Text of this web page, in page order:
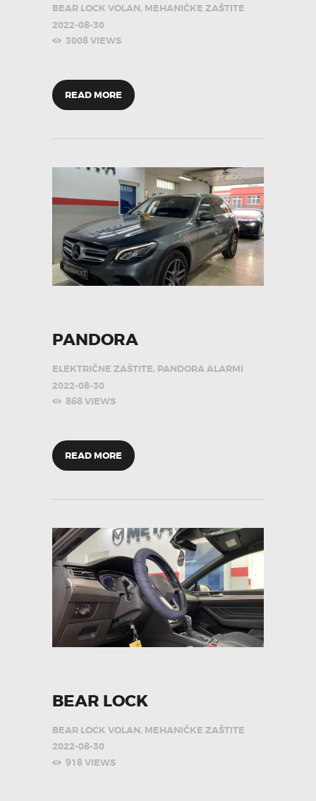
BEAR LOCK VOLAN, MEHANIČKE ZAŠTITE
2022-08-30
3008VIEWS
READ MORE
PANDORA
ELEKTRIČNE ZAŠTITE, PANDORA ALARMI
2022-08-30
868VIEWS
READ MORE
BEAR LOCK
BEAR LOCK VOLAN, MEHANIČKE ZAŠTITE
2022-08-30
918VIEWS